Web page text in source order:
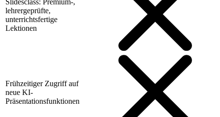
lehrergeprüfte,
unterrichtsfertige
Lektionen
Frühzeitiger Zugriff auf
neue KI-
Präsentationsfunktionen